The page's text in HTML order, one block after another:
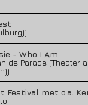
- Who I Am
de Parade (Theater
Festival met o.a.